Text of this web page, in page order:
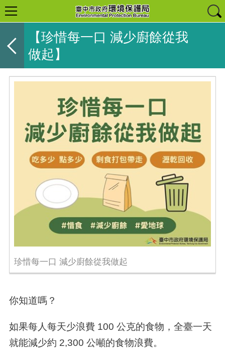
【珍惜每一口 減少廚餘從我
做起】
珍惜每一口 減少廚餘從我做起
你知道嗎？
如果每人每天少浪費 100 公克的食物，全臺一天
就能減少約 2,300 公噸的食物浪費。